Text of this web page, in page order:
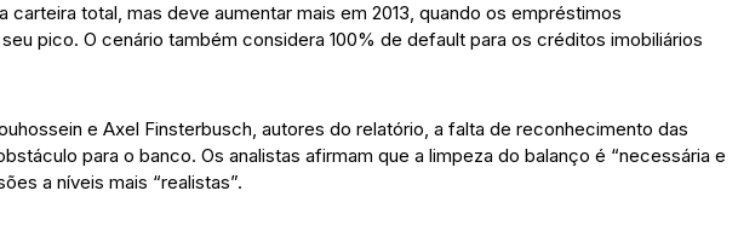
carteira total, mas deve aumentar mais em 2013, quando os empréstimos
pico. O cenário também considera 100% de default para os créditos imobiliários
e Axel Finsterbusch, autores do relatório, a falta de reconhecimento das
para o banco. Os analistas afirmam que a limpeza do balanço é “necessária e
a níveis mais “realistas”.